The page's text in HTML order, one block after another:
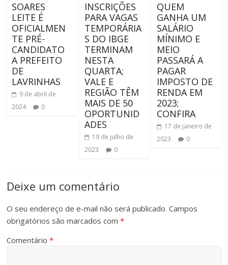
SOARES
LEITE É
OFICIALMEN
TE PRÉ-
CANDIDATO
A PREFEITO
DE
LAVRINHAS
9 de abril de
2024
0
INSCRIÇÕES
PARA VAGAS
TEMPORÁRIA
S DO IBGE
TERMINAM
NESTA
QUARTA;
VALE E
REGIÃO TÊM
MAIS DE 50
OPORTUNID
ADES
19 de julho de
2023
0
QUEM
GANHA UM
SALÁRIO
MÍNIMO E
MEIO
PASSARÁ A
PAGAR
IMPOSTO DE
RENDA EM
2023;
CONFIRA
17 de janeiro de
2023
0
Deixe um comentário
O seu endereço de e-mail não será publicado. Campos
obrigatórios são marcados com*
Comentário*